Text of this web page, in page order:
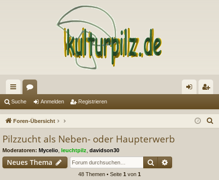
ch
ne
riff
en m ist
Suche Anmelden Registrieren
Foren-Übersicht
Pilzzucht als Neben- oder Haupterwerb
Moderatoren: Mycelio leuchtpilz davidson30
Neues Thema Suche
48 Themen • Seite 1 von 1